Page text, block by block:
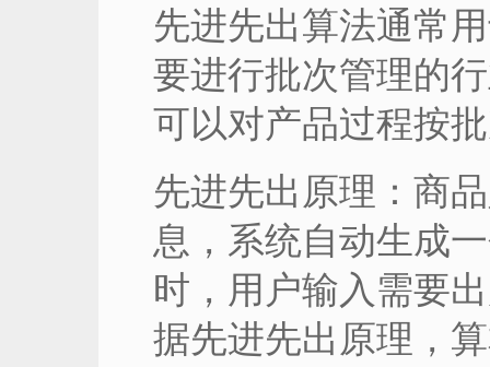
先进先出算法通常
要进行批次管理的
可以对产品过程按
先进先出原理：商
息，系统自动生成
时，用户输入需要
据先进先出原理，